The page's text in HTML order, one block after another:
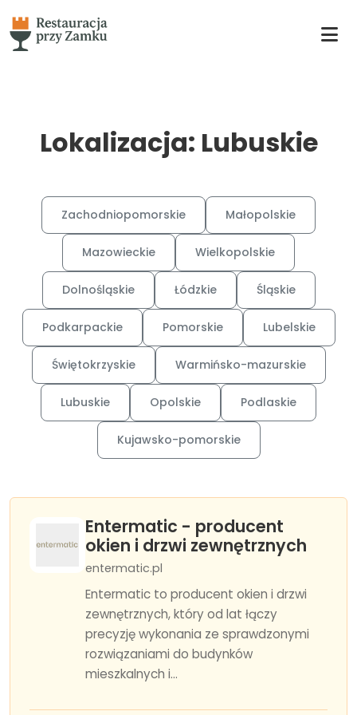
Lokalizacja: Lubuskie
Zachodniopomorskie Małopolskie
Mazowieckie Wielkopolskie
Dolnośląskie Łódzkie Śląskie
Podkarpackie Pomorskie Lubelskie
Świętokrzyskie Warmińsko-mazurskie
Lubuskie Opolskie Podlaskie
Kujawsko-pomorskie
Entermatic - producent
okien i drzwi zewnętrznych
entermatic.pl
Entermatic to producent okien i drzwi
zewnętrznych, który od lat łączy
precyzję wykonania ze sprawdzonymi
rozwiązaniami do budynków
mieszkalnych i...